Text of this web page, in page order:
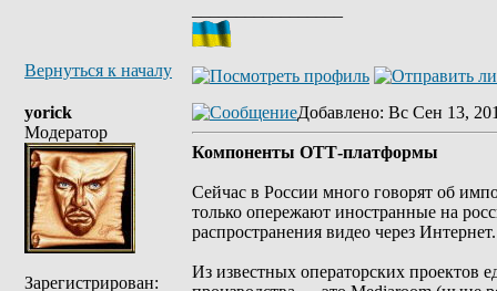
Вернуться к началу
yorick
Модератор
Зарегистрирован:
Добавлено: Вс Сен 13,
Компоненты ОТТ-платформы
Сейчас в России много говорят об
только опережают иностранные на
распространения видео через Интернет.
Из известных операторских